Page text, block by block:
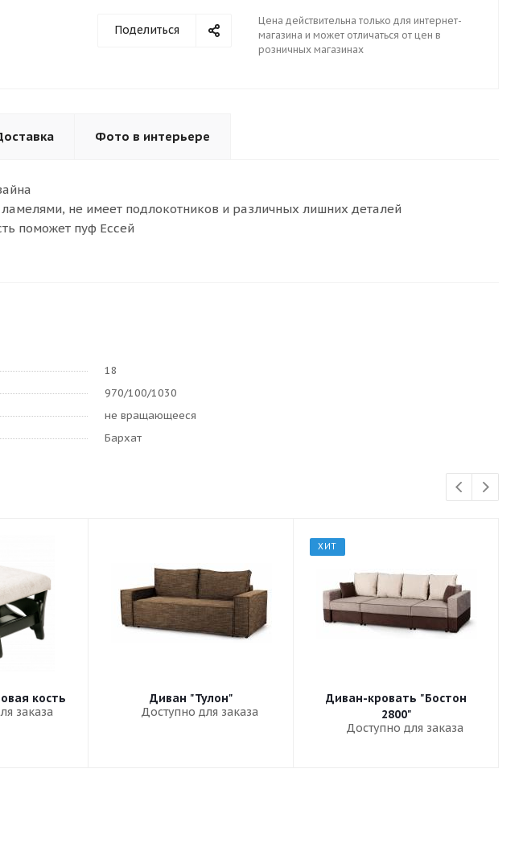
Поделиться
Цена действительна только для интернет-
магазина и может отличаться от цен в
розничных магазинах
Фото в интерьере
не имеет подлокотников и различных лишних деталей
поможет пуф Ессей
18
970/100/1030
не вращающееся
Бархат
кость
заказа
Диван "Тулон"
Доступно для заказа
ХИТ
Диван-кровать "Бостон
2800"
Доступно для заказа